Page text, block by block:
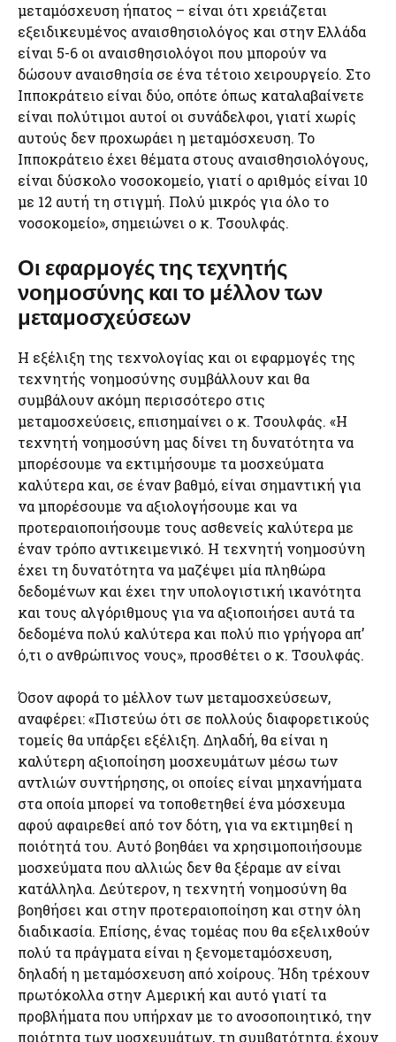
μεταμόσχευση ήπατος – είναι ότι χρειάζεται
εξειδικευμένος αναισθησιολόγος και στην Ελλάδα
είναι 5-6 οι αναισθησιολόγοι που μπορούν να
δώσουν αναισθησία σε ένα τέτοιο χειρουργείο. Στο
Ιπποκράτειο είναι δύο, οπότε όπως καταλαβαίνετε
είναι πολύτιμοι αυτοί οι συνάδελφοι, γιατί χωρίς
αυτούς δεν προχωράει η μεταμόσχευση. Το
Ιπποκράτειο έχει θέματα στους αναισθησιολόγους,
είναι δύσκολο νοσοκομείο, γιατί ο αριθμός είναι 10
με 12 αυτή τη στιγμή. Πολύ μικρός για όλο το
νοσοκομείο», σημειώνει ο κ. Τσουλφάς.
Οι εφαρμογές της τεχνητής
νοημοσύνης και το μέλλον των
μεταμοσχεύσεων
Η εξέλιξη της τεχνολογίας και οι εφαρμογές της
τεχνητής νοημοσύνης συμβάλλουν και θα
συμβάλουν ακόμη περισσότερο στις
μεταμοσχεύσεις, επισημαίνει ο κ. Τσουλφάς. «Η
τεχνητή νοημοσύνη μας δίνει τη δυνατότητα να
μπορέσουμε να εκτιμήσουμε τα μοσχεύματα
καλύτερα και, σε έναν βαθμό, είναι σημαντική για
να μπορέσουμε να αξιολογήσουμε και να
προτεραιοποιήσουμε τους ασθενείς καλύτερα με
έναν τρόπο αντικειμενικό. Η τεχνητή νοημοσύνη
έχει τη δυνατότητα να μαζέψει μία πληθώρα
δεδομένων και έχει την υπολογιστική ικανότητα
και τους αλγόριθμους για να αξιοποιήσει αυτά τα
δεδομένα πολύ καλύτερα και πολύ πιο γρήγορα απ’
ό,τι ο ανθρώπινος νους», προσθέτει ο κ. Τσουλφάς.
Όσον αφορά το μέλλον των μεταμοσχεύσεων,
αναφέρει: «Πιστεύω ότι σε πολλούς διαφορετικούς
τομείς θα υπάρξει εξέλιξη. Δηλαδή, θα είναι η
καλύτερη αξιοποίηση μοσχευμάτων μέσω των
αντλιών συντήρησης, οι οποίες είναι μηχανήματα
στα οποία μπορεί να τοποθετηθεί ένα μόσχευμα
αφού αφαιρεθεί από τον δότη, για να εκτιμηθεί η
ποιότητά του. Αυτό βοηθάει να χρησιμοποιήσουμε
μοσχεύματα που αλλιώς δεν θα ξέραμε αν είναι
κατάλληλα. Δεύτερον, η τεχνητή νοημοσύνη θα
βοηθήσει και στην προτεραιοποίηση και στην όλη
διαδικασία. Επίσης, ένας τομέας που θα εξελιχθούν
πολύ τα πράγματα είναι η ξενομεταμόσχευση,
δηλαδή η μεταμόσχευση από χοίρους. Ήδη τρέχουν
πρωτόκολλα στην Αμερική και αυτό γιατί τα
προβλήματα που υπήρχαν με το ανοσοποιητικό, την
ποιότητα των μοσχευμάτων, τη συμβατότητα, έχουν